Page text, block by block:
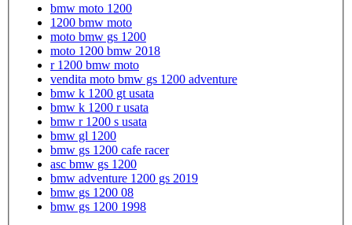
bmw moto 1200
1200 bmw moto
moto bmw gs 1200
moto 1200 bmw 2018
r 1200 bmw moto
vendita moto bmw gs 1200 adventure
bmw k 1200 gt usata
bmw k 1200 r usata
bmw r 1200 s usata
bmw gl 1200
bmw gs 1200 cafe racer
asc bmw gs 1200
bmw adventure 1200 gs 2019
bmw gs 1200 08
bmw gs 1200 1998